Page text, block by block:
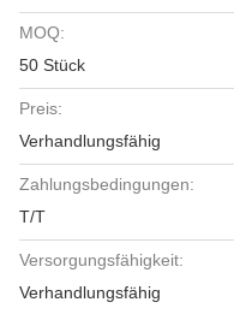
MOQ:
50 Stück
Preis:
Verhandlungsfähig
Zahlungsbedingungen:
T/T
Versorgungsfähigkeit:
Verhandlungsfähig